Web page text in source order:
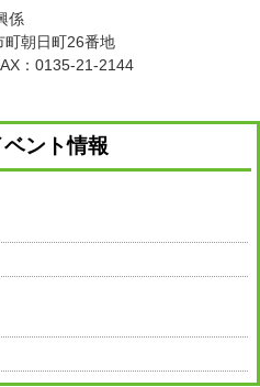
係
朝日町26番地
：0135-21-2144
ント情報